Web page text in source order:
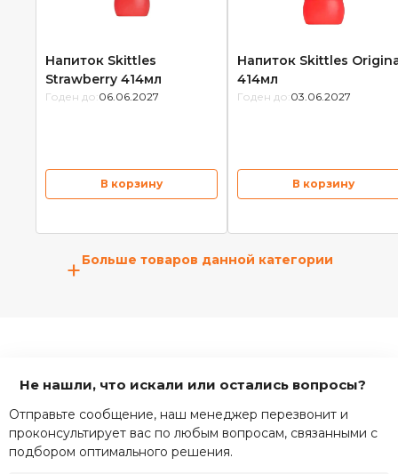
Напиток Skittles
Strawberry 414мл
Годен до: 06.06.2027
В корзину
Напиток Skittles
414мл
Годен до: 03.06.2027
В корзину
+Больше товаров данной категории
Не нашли, что искали или остались вопросы?
Отправьте сообщение, наш менеджер перезвонит и
проконсультирует вас по любым вопросам, связанными с
подбором оптимального решения.